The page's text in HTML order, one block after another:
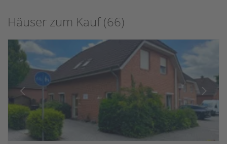
Häuser zum Kauf (66)